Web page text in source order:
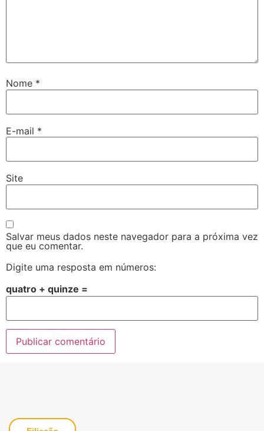
Nome *
E-mail *
Site
Salvar meus dados neste navegador para a próxima vez
que eu comentar.
Digite uma resposta em números:
quatro + quinze =